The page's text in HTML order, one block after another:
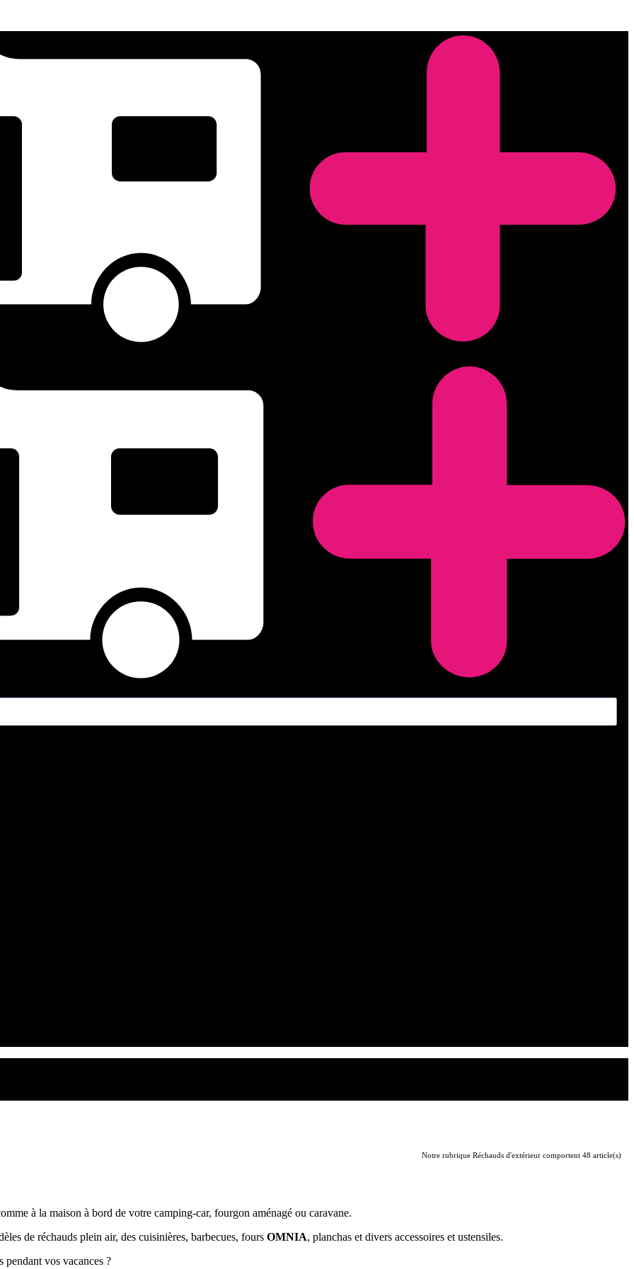
Notre rubrique Réchauds d'extérieur comportent 48 article(s)
à la maison à bord de votre camping-car, fourgon aménagé ou caravane.
de réchauds plein air, des cuisinières, barbecues, fours OMNIA, planchas et divers accessoires et ustensiles.
pendant vos vacances ?